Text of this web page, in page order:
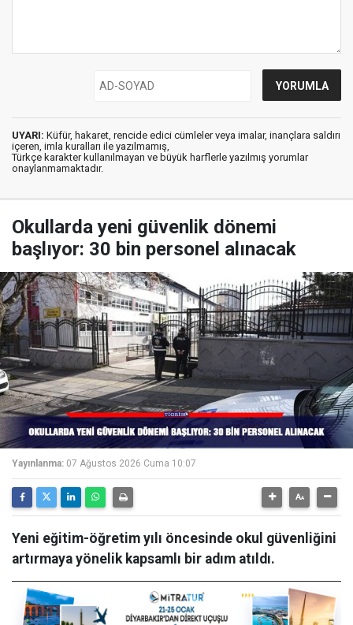
UYARI: Küfür, hakaret, rencide edici cümleler veya imalar, inançlara saldırı
içeren, imla kuralları ile yazılmamış,
Türkçe karakter kullanılmayan ve büyük harflerle yazılmış yorumlar
onaylanmamaktadır.
Okullarda yeni güvenlik dönemi
başlıyor: 30 bin personel alınacak
Yayınlanma: 07 Ağustos 2026 Cuma 10:07
Yeni eğitim-öğretim yılı öncesinde okul güvenliğini
artırmaya yönelik kapsamlı bir adım atıldı.